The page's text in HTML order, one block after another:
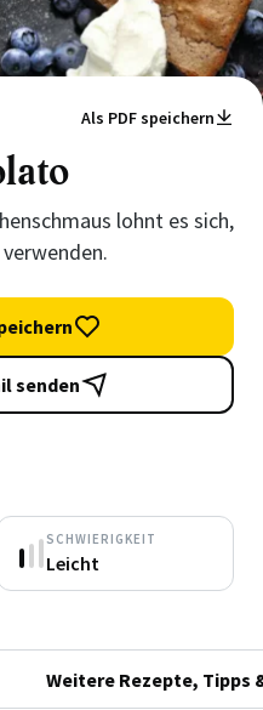
Als PDF speichern
lohnt es sich,
senden
SCHWIERIGKEIT
Leicht
Weitere Rezepte, Tipps